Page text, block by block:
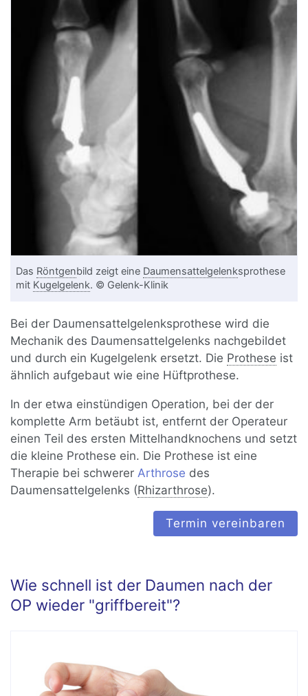
Das Röntgenbild zeigt eine Daumensattelgelenksprothese
mit Kugelgelenk. © Gelenk-Klinik
Bei der Daumensattelgelenksprothese wird die
Mechanik des Daumensattelgelenks nachgebildet
und durch ein Kugelgelenk ersetzt. Die Prothese ist
ähnlich aufgebaut wie eine Hüftprothese.
In der etwa einstündigen Operation, bei der der
komplette Arm betäubt ist, entfernt der Operateur
einen Teil des ersten Mittelhandknochens und setzt
die kleine Prothese ein. Die Prothese ist eine
Therapie bei schwerer Arthrose des
Daumensattelgelenks (Rhizarthrose).
Termin vereinbaren
Wie schnell ist der Daumen nach der
OP wieder "griffbereit"?